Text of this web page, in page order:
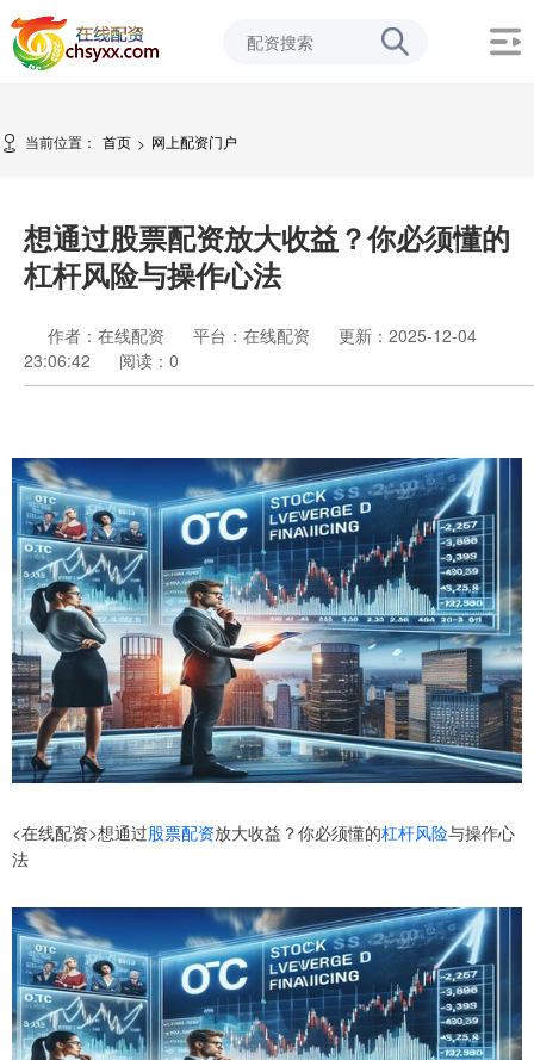
当前位置： 首页 > 网上配资门户
想通过股票配资放大收益？你必须懂的
杠杆风险与操作心法
作者：在线配资 平台：在线配资
更新：2025-12-04
23:06:42
阅读： 0
<在线配资>想通过股票配资放大收益？你必须懂的杠杆风险与操作心
法